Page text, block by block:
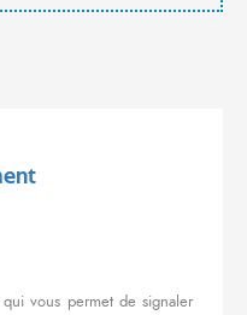
vous permet de signaler